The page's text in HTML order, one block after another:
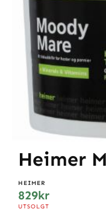
Heimer
HEIMER
829kr
UTSOLGT